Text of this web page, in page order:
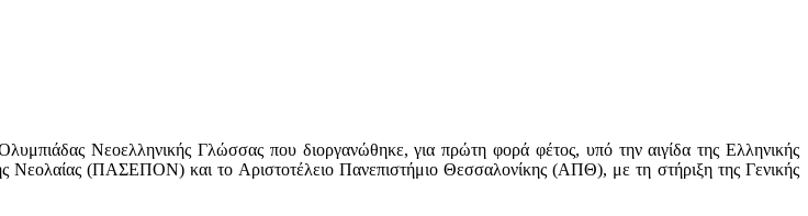
Νεοελληνικής Γλώσσας που διοργανώθηκε, για πρώτη φορά φέτος, υπό την αιγίδα της Ελληνικής
Νεολαίας (ΠΑΣΕΠΟΝ) και το Αριστοτέλειο Πανεπιστήμιο Θεσσαλονίκης (ΑΠΘ), με τη στήριξη της Γενικής